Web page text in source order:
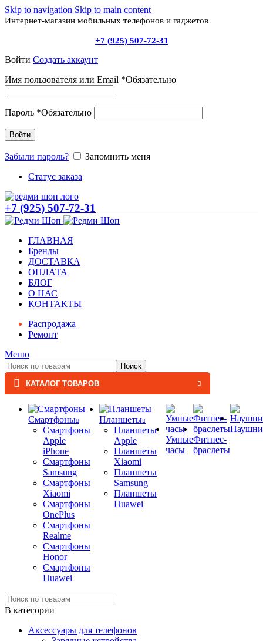
Skip to navigation Skip to main content
Интернет-магазин мобильных телефонов и гаджетов
+7 (925) 507-72-31
Войти Создать аккаунт
Имя пользователя или Email *Обязательно
Пароль *Обязательно
Войти
Забыли пароль?
Запомнить меня
Статус заказа
+7 (925) 507-72-31
ГЛАВНАЯ
Бренды
ДОСТАВКА
ОПЛАТА
БЛОГ
О НАС
КОНТАКТЫ
Распродажа
Ремонт
Меню
Поиск
КАТАЛОГ ТОВАРОВ
Смартфоны
Смартфоны
Apple
iPhone
Смартфоны
Samsung
Смартфоны
Xiaomi
Смартфоны
OnePlus
Смартфоны
Realme
Смартфоны
Honor
Смартфоны
Huawei
Планшеты
Планшеты
Apple
Планшеты
Xiaomi
Планшеты
Samsung
Планшеты
Huawei
Умные
часы
Фитнес-
браслеты
В категории
Аксессуары для телефонов